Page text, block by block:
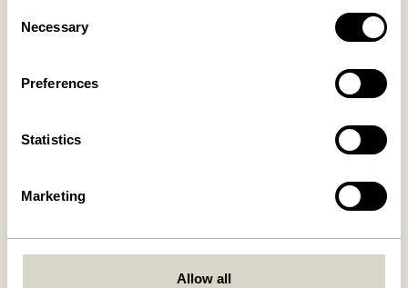
Selection
Necessary
Preferences
Statistics
Marketing
Allow all(sæt af 8)